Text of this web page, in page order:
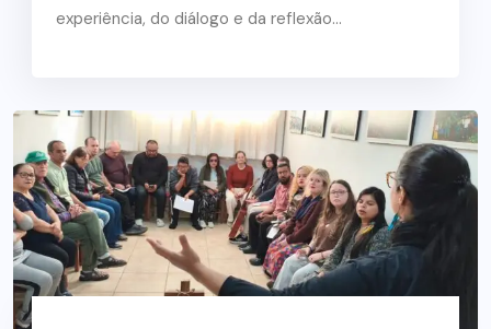
experiência, do diálogo e da reflexão...